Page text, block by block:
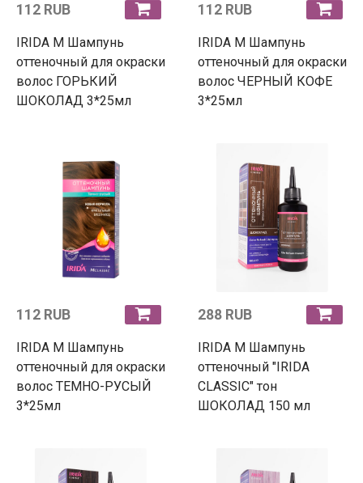
112 RUB
IRIDA М Шампунь
оттеночный для окраски
волос ГОРЬКИЙ
ШОКОЛАД 3*25мл
112 RUB
IRIDA М Шампунь
оттеночный для окраски
волос ЧЕРНЫЙ КОФЕ
3*25мл
112 RUB
IRIDA М Шампунь
оттеночный для окраски
волос ТЕМНО-РУСЫЙ
3*25мл
288 RUB
IRIDA М Шампунь
оттеночный "IRIDA
CLASSIC" тон
ШОКОЛАД 150 мл